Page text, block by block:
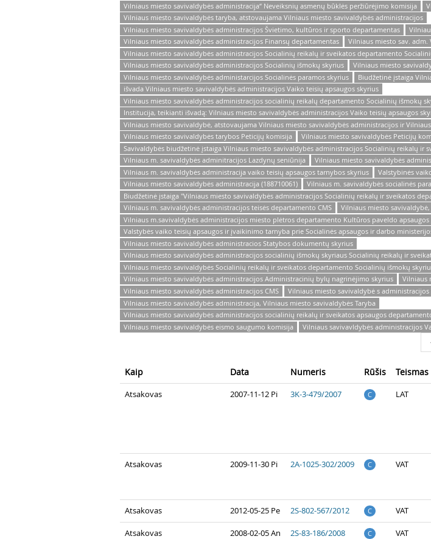
Vilniaus miesto savivaldybės administracija“ Neveiksnių asmenų būklės peržiūrėjimo komisija
Vilniaus miesto savivaldybės taryba, atstovaujama Vilniaus miesto savivaldybės administracijos
Vilniaus miesto savivaldybės administracijos Švietimo, kultūros ir sporto departamentas
Vilniaus miesto savivaldybės administracijos Finansų departamentas
Vilniaus miesto sav. adm.
Vilniaus miesto savivaldybės administracijos Socialinių reikalų ir sveikatos departamento
Vilniaus miesto savivaldybės administracijos Socialinių išmokų skyrius
Vilniaus miesto
Vilniaus miesto savivaldybės administarcijos Socialinės paramos skyrius
Biudžetinė įstaiga
išvada Vilniaus miesto savivaldybės administracijos Vaiko teisių apsaugos skyrius
Vilniaus miesto savivaldybės administracijos socialinių reikalų departamento Socialinių išmokų
Institucija, teikianti išvadą: Vilniaus miesto savivaldybės administracijos Vaiko teisių apsaugos
Vilniaus miesto savivaldybė, atstovaujama Vilniaus miesto savivaldybės administracijos ir
Vilniaus miesto savivaldybės tarybos Peticijų komisija
Vilniaus miesto savivaldybės Peticijų
Savivaldybės biudžetinė įstaiga Vilniaus miesto savivaldybės administracijos Socialinių reikalų ir
Vilniaus m. savivaldybės adminitracijos Lazdynų seniūnija
Vilniaus miesto savivaldybės
Vilniaus m. savivaldybės administracija vaiko teisių apsaugos tarnybos skyrius
Valstybinės
Vilniaus miesto savivaldybės administracija (188710061)
Vilniaus m. savivaldybės socialinės
Biudžetinė įstaiga "Vilniaus miesto savivaldybės administracijos Socialinių reikalų ir sveikatos
Vilniaus m. savivaldybės administracijos teisės departamento CMS
Vilniaus miesto
Vilniaus m.savivaldybės administracijos miesto plėtros departamento Kultūros paveldo apsaugos
Valstybės vaiko teisių apsaugos ir įvaikinimo tarnyba prie Socialinės apsaugos ir darbo
Vilniaus miesto savivaldybės administracios Statybos dokumentų skyrius
Vilniaus miesto savivaldybės administracijos socialinių išmokų skyriaus Socialinių reikalų ir
Vilniaus miesto savivaldybės Socialinių reikalų ir sveikatos departamento Socialinių išmokų
Vilniaus miesto savivaldybės administracijos Administracinių bylų nagrinėjimo skyrius
Vilniaus
Vilniaus miesto savivaldybės administracijos CMS
Vilniaus miesto savivaldybė s
Vilniaus miesto savivaldybės administracija, Vilniaus miesto savivaldybės Taryba
Vilniaus miesto savivaldybės administracijos socialinių reikalų ir sveikatos apsaugos
Vilniaus miesto savivaldybės eismo saugumo komisija
Vilniaus savivavldybės administracijos
Kaip Data Numeris Rūšis Teismas
Atsakovas 2007-11-12 Pi 3K-3-479/2007 C LAT
Atsakovas 2009-11-30 Pi 2A-1025-302/2009 C VAT
Atsakovas 2012-05-25 Pe 2S-802-567/2012 C VAT
Atsakovas 2008-02-05 An 2S-83-186/2008 C VAT